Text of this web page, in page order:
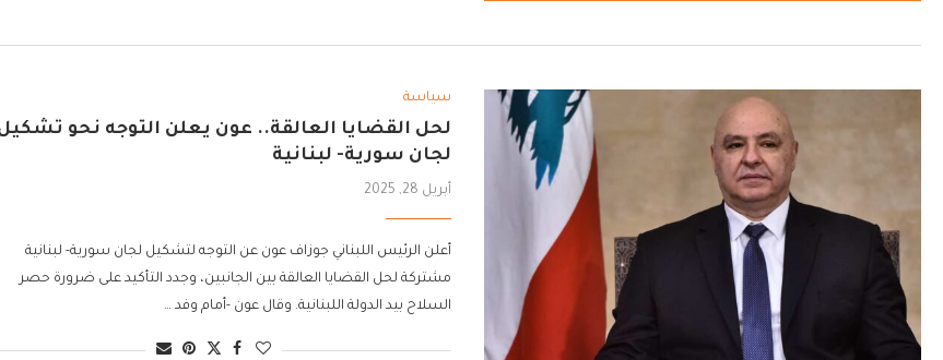
سياسة
لحل القضايا العالقة.. عون يعلن التوجه نحو
لجان سورية- لبنانية
أبريل 28, 2025
أعلن الرئيس اللبناني جوزاف عون عن التوجه لتشكيل لجان سورية- لبنانية
مشتركة لحل القضايا العالقة بين الجانبين، وجدد التأكيد على ضرورة حصر
السلاح بيد الدولة اللبنانية. وقال عون -أمام وفد …